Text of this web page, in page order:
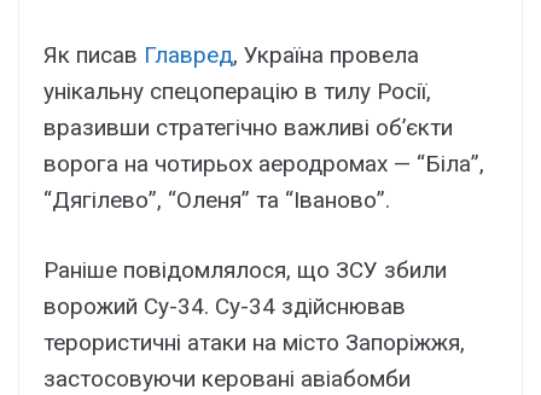
Як писав Главред, Україна провела
унікальну спецоперацію в тилу Росії,
вразивши стратегічно важливі об’єкти
ворога на чотирьох аеродромах — “Біла”,
“Дягілево”, “Оленя” та “Іваново”.
Раніше повідомлялося, що ЗСУ збили
ворожий Су-34. Су-34 здійснював
терористичні атаки на місто Запоріжжя,
застосовуючи керовані авіабомби